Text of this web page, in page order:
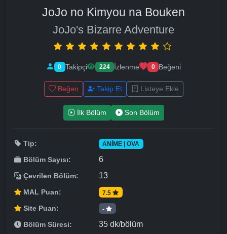
JoJo no Kimyou na Bouken
JoJo's Bizarre Adventure
0 Takipçi 224 İzlenme 0 Beğeni
Beğen Takip Et Listeye Ekle
İlk Bölüm Son Bölüm
Tip: ANIME | OVA
Bölüm Sayısı: 6
Çevrilen Bölüm: 13
MAL Puan: 7.5
Site Puan: -
Bölüm Süresi: 35 dk/bölüm